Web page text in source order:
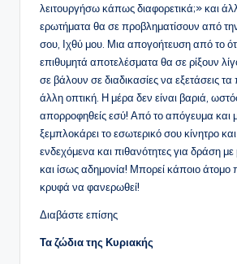
λειτουργήσω κάπως διαφορετικά;» και
ερωτήματα θα σε προβληματίσουν από
σου, Ιχθύ μου. Μια απογοήτευση από το
επιθυμητά αποτελέσματα θα σε ρίξουν
σε βάλουν σε διαδικασίες να εξετάσεις
άλλη οπτική. Η μέρα δεν είναι βαριά,
απορροφηθείς εσύ! Από το απόγευμα και
ξεμπλοκάρει το εσωτερικό σου κίνητρο και
ενδεχόμενα και πιθανότητες για δράση
και ίσως αδημονία! Μπορεί κάποιο άτομο
κρυφά να φανερωθεί!
Διαβάστε επίσης
Τα ζώδια της Κυριακής